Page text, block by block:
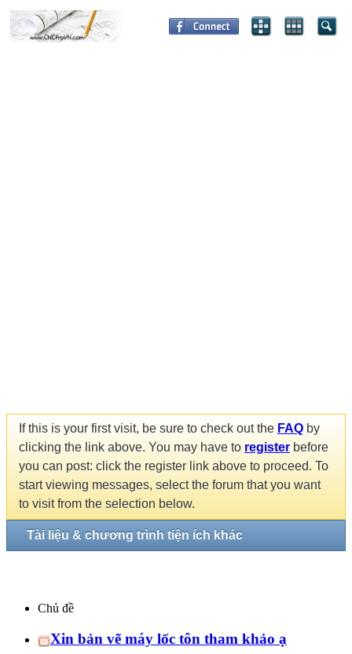
If this is your first visit, be sure to check out the FAQ by
clicking the link above. You may have to register before
you can post: click the register link above to proceed. To
start viewing messages, select the forum that you want
to visit from the selection below.
Tài liệu & chương trình tiện ích khác
Chủ đề
Xin bản vẽ máy lốc tôn tham khảo ạ